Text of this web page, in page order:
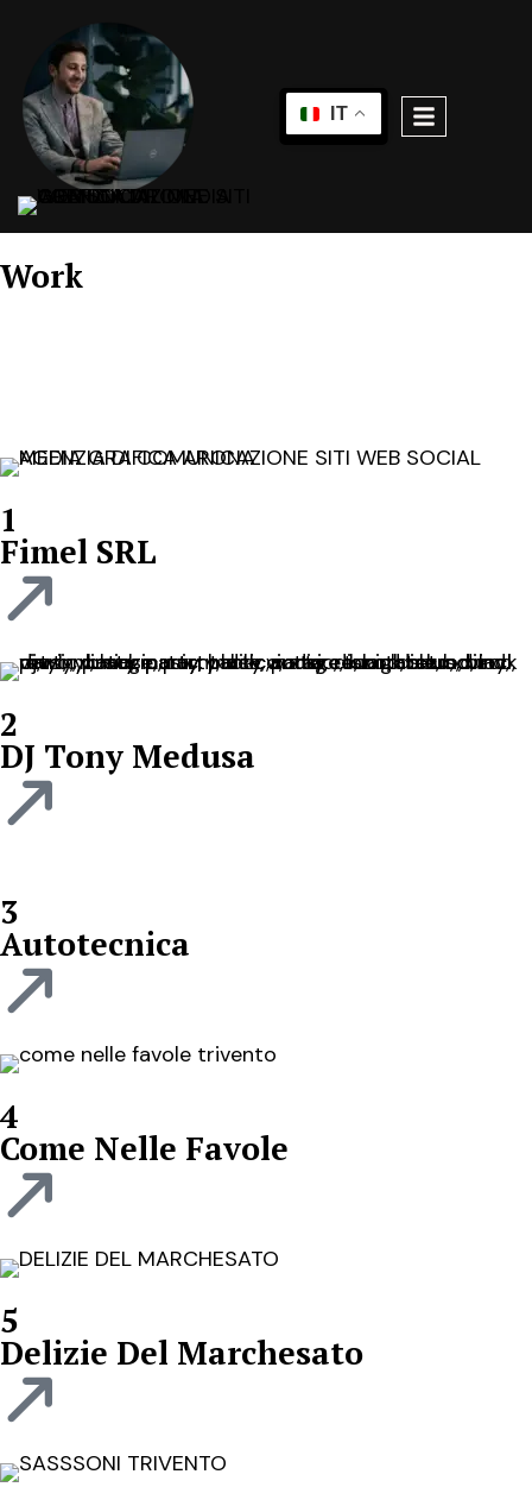
IT
Work
1
Fimel SRL
2
DJ Tony Medusa
3
Autotecnica
4
Come Nelle Favole
5
Delizie Del Marchesato